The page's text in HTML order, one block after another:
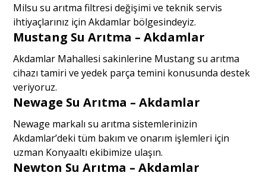
Milsu su arıtma filtresi değişimi ve teknik servis
ihtiyaçlarınız için Akdamlar bölgesindeyiz.
Mustang Su Arıtma – Akdamlar
Akdamlar Mahallesi sakinlerine Mustang su arıtma
cihazı tamiri ve yedek parça temini konusunda destek
veriyoruz.
Newage Su Arıtma – Akdamlar
Newage markalı su arıtma sistemlerinizin
Akdamlar’deki tüm bakım ve onarım işlemleri için
uzman Konyaaltı ekibimize ulaşın.
Newton Su Arıtma – Akdamlar